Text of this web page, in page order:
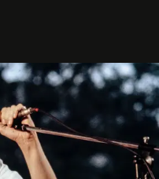
l'altra. Trent'anni dopo,
che abbiamo.